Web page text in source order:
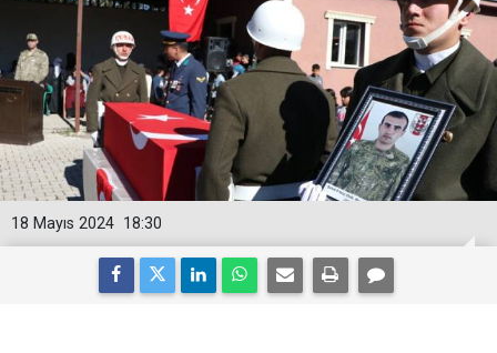
18:30
18 Mayıs 2024